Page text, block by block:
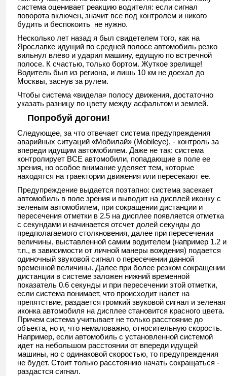
система оценивает реакцию водителя: если сигнал
поворота включен, значит все под контролем и никого
будить и беспокоить не нужно.
Несколько лет назад я был свидетелем того, как на
Ярославке идущий по средней полосе автомобиль резко
вильнул влево и ударил машину, едущую по встречной
полосе. К счастью, только бортом. Жуткое зрелище!
Водитель был из региона, и лишь 10 км не доехал до
Москвы, заснув за рулем.
Чтобы система «видела» полосу движения, достаточно
указать разницу по цвету между асфальтом и землей.
Попробуй догони!
Следующее, за что отвечает система предупреждения
аварийных ситуаций «Мобилай» (Mobileye), - контроль за
впереди идущим автомобилем. Даже не так: система
контролирует ВСЕ автомобили, попадающие в поле ее
зрения, но особое внимание уделяет тем, которые
находятся на траектории движения или пересекают ее.
Предупреждение выдается поэтапно: система засекает
автомобиль в поле зрения и выводит на дисплей иконку с
зеленым автомобилем, при сокращении дистанции и
пересечения отметки в 2.5 на дисплее появляется отметка
с секундами и начинается отсчет долей секунды до
предполагаемого столкновения, далее при пересечении
величины, выставленной самим водителем (например 1.2 и
т.п., в зависимости от личной манеры вождения) подается
одиночный звуковой сигнал о пересечении данной
временной величины. Далее при более резком сокращении
дистанции в системе заложен нижний временной
показатель 0.6 секунды и при пересечении этой отметки,
если система понимает, что происходит налет на
препятствие, раздается громкий звуковой сигнал и зеленая
иконка автомобиля на дисплее становится красного цвета.
Причем система учитывает не только расстояние до
объекта, но и, что немаловажно, относительную скорость.
Например, если автомобиль с установленной системой
идет на небольшом расстоянии от впереди идущей
машины, но с одинаковой скоростью, то предупреждения
не будет. Стоит только расстоянию начать сокращаться -
раздастся сигнал.